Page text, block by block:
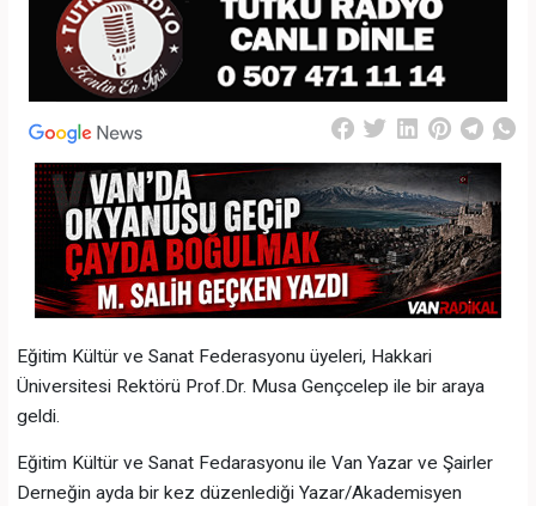
Eğitim Kültür ve Sanat Federasyonu üyeleri, Hakkari
Üniversitesi Rektörü Prof.Dr. Musa Gençcelep ile bir araya
geldi.
Eğitim Kültür ve Sanat Fedarasyonu ile Van Yazar ve Şairler
Derneğin ayda bir kez düzenlediği Yazar/Akademisyen